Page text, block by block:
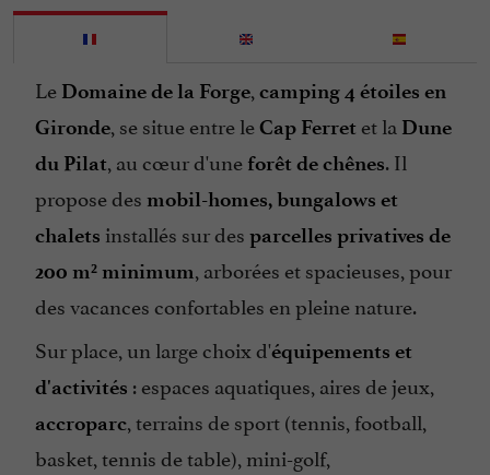
Jeux pour enfants
Lave Linge
Location de Mobil Homes
Location de draps
Micro Onde
Mini Golf
Ouvert toute l'année
Parking
Parle anglais
Parle espagnol
Ping pong
Piscine
Le Domaine de la Forge camping 4 étoiles en
Gironde , se situe entre leCap Ferret et la Dune
du Pilat , au cœur d'une forêt de chênes. Il
propose des mobil-homes, bungalows et
chalets installés sur des parcelles privatives de
200 m² minimum , arborées et spacieuses, pour
des vacances confortables en pleine nature.
Sur place, un large choix d'équipements et
d'activités : espaces aquatiques, aires de jeux,
accroparc , terrains de sport (tennis, football,
basket, tennis de table), mini-golf,